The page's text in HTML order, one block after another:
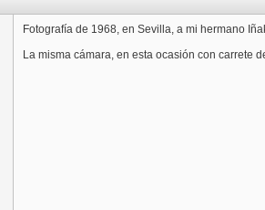
Fotografía de 1968, en Sevilla, a mi hermano
La misma cámara, en esta ocasión con carrete